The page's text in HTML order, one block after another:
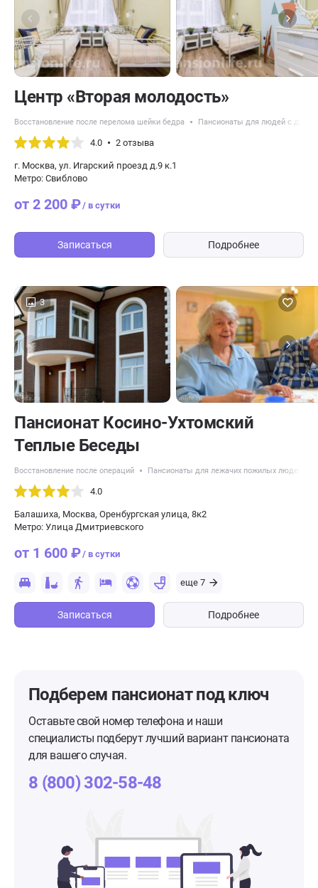
Центр «Вторая молодость»
Восстановление после перелома шейки бедра Пансионаты для людей с
4.0 2 отзыва
г. Москва, ул. Игарский проезд д.9 к.1
Метро: Свиблово
от 2 200 ₽/ в сутки
Записаться Подробнее
3
Пансионат Косино-Ухтомский
Теплые Беседы
Восстановление после операций Пансионаты для лежачих пожилых людей
4.0
Балашиха, Москва, Оренбургская улица, 8к2
Метро: Улица Дмитриевского
от 1 600 ₽/ в сутки
еще 7
Записаться Подробнее
Подберем пансионатпод ключ
Оставьте свой номер телефона и наши
специалисты подберут лучший вариант пансионата
для вашего случая.
8 (800) 302-58-48